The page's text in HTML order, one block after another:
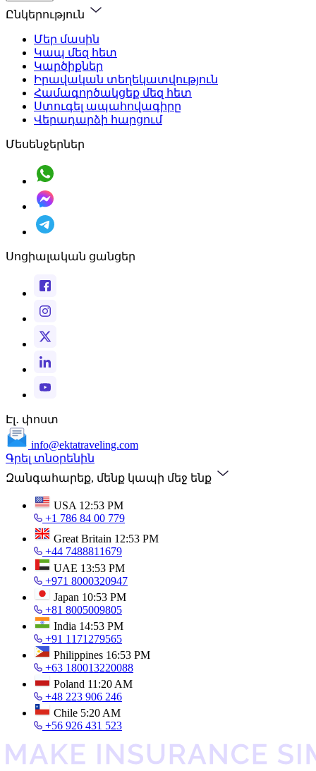
Ընկերություն
Մեր մասին
Կապ մեզ հետ
Կարծիքներ
Իրավական տեղեկատվություն
Համագործակցեք մեզ հետ
Ստուգել ապահովագիրը
Վերադարձի հարցում
Մեսենջերներ
Սոցիալական ցանցեր
Էլ․ փոստ
info@ektatraveling.com
Գրել տնօրենին
Զանգահարեք, մենք կապի մեջ ենք
USA 12:53 PM
+1 786 84 00 779
Great Britain 12:53 PM
+44 7488811679
UAE 13:53 PM
+971 8000320947
Japan 10:53 PM
+81 8005009805
India 14:53 PM
+91 1171279565
Philippines 16:53 PM
+63 180013220088
Poland 11:20 AM
+48 223 906 246
Chile 5:20 AM
+56 926 431 523